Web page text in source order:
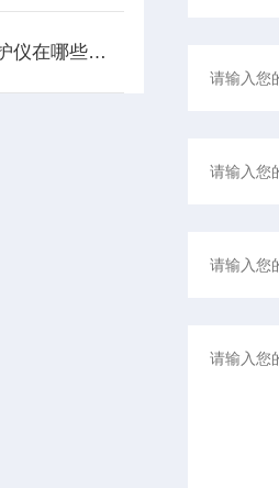
壁挂式振动监测保护仪在哪些领域有广泛应用？